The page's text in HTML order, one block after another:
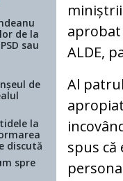
de la
sau
de
la
discută
spre
miniștrii
ALDE,
Al
spus că